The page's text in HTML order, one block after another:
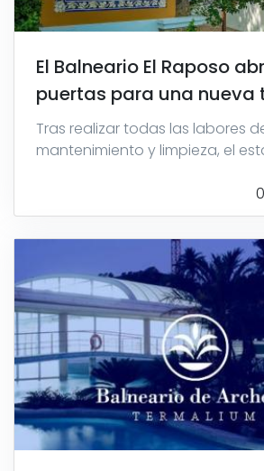
El Balneario El Raposo
puertas para una nueva
Tras realizar todas las labores
mantenimiento y limpieza, el